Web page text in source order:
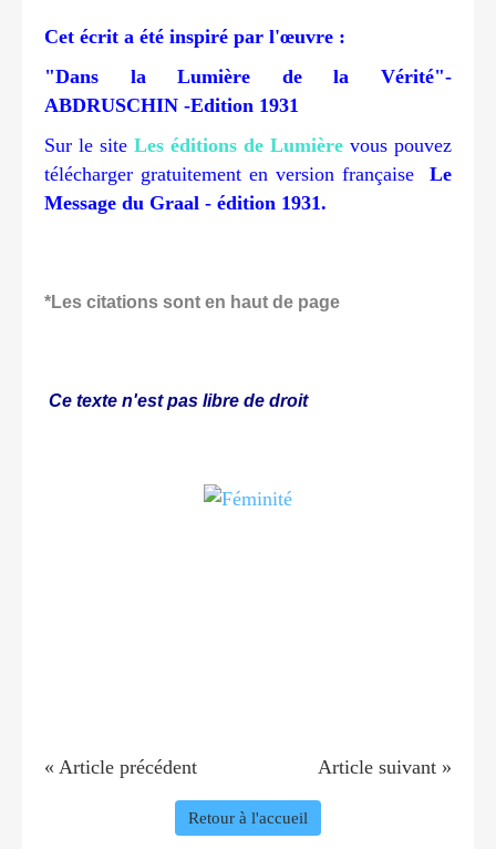
Cet écrit a été inspiré par l'œuvre :
"Dans la Lumière de la Vérité"-
ABDRUSCHIN -Edition 1931
Sur le site Les éditions de Lumière vous pouvez
télécharger gratuitement en version française Le
Message du Graal - édition 1931.
*Les citations sont en haut de page
Ce texte n'est pas libre de droit
« Article précédent Article suivant »
Retour à l'accueil